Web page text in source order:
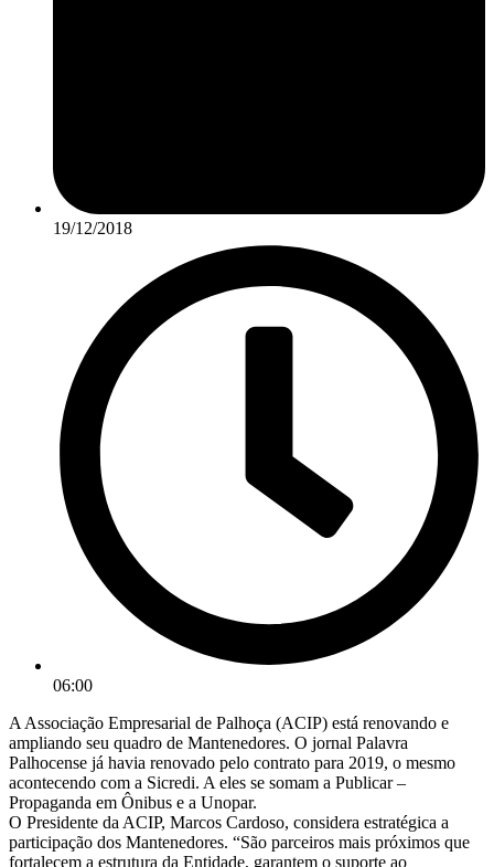
19/12/2018
06:00
A Associação Empresarial de Palhoça (ACIP) está renovando e
ampliando seu quadro de Mantenedores. O jornal Palavra
Palhocense já havia renovado pelo contrato para 2019, o mesmo
acontecendo com a Sicredi. A eles se somam a Publicar –
Propaganda em Ônibus e a Unopar.
O Presidente da ACIP, Marcos Cardoso, considera estratégica a
participação dos Mantenedores. “São parceiros mais próximos que
fortalecem a estrutura da Entidade, garantem o suporte ao